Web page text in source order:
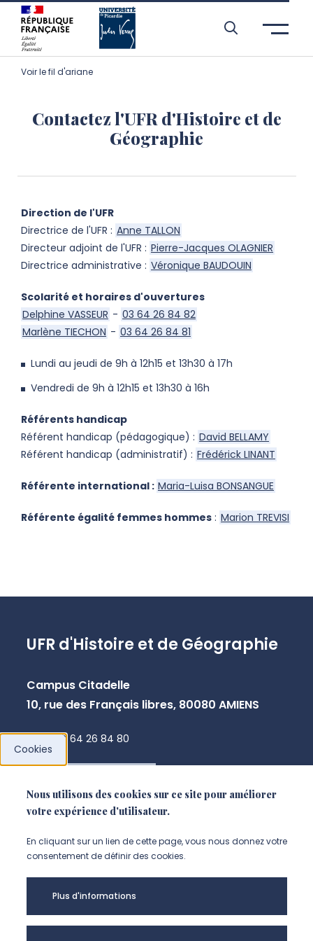
Aller à l’entête de page
Aller au menu principale
Aller au contenu principal
Aller à la recherche
Passer aux cookies
Aller au pied de page
Voir le fil d'ariane
Contactez l'UFR d'Histoire et de
Géographie
Direction de l'UFR
Directrice de l'UFR : Anne TALLON
Directeur adjoint de l'UFR : Pierre-Jacques OLAGNIER
Directrice administrative : Véronique BAUDOUIN
Scolarité et horaires d'ouvertures
Delphine VASSEUR - 03 64 26 84 82
Marlène TIECHON - 03 64 26 84 81
Lundi au jeudi de 9h à 12h15 et 13h30 à 17h
Vendredi de 9h à 12h15 et 13h30 à 16h
Référents handicap
Référent handicap (pédagogique) : David BELLAMY
Référent handicap (administratif) : Frédérick LINANT
Référente international : Maria-Luisa BONSANGUE
Référente égalité femmes hommes : Marion TREVISI
UFR d'Histoire et de Géographie
Campus Citadelle
10, rue des Français libres, 80080 AMIENS
+33 3 64 26 84 80
Cookies
Nous utilisons des cookies sur ce site pour améliorer
votre expérience d'utilisateur.
En cliquant sur un lien de cette page, vous nous donnez votre
consentement de définir des cookies.
Plus d'informations